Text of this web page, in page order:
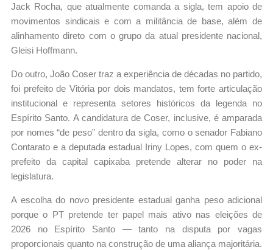
Jack Rocha, que atualmente comanda a sigla, tem apoio de
movimentos sindicais e com a militância de base, além de
alinhamento direto com o grupo da atual presidente nacional,
Gleisi Hoffmann.
Do outro, João Coser traz a experiência de décadas no partido,
foi prefeito de Vitória por dois mandatos, tem forte articulação
institucional e representa setores históricos da legenda no
Espírito Santo. A candidatura de Coser, inclusive, é amparada
por nomes “de peso” dentro da sigla, como o senador Fabiano
Contarato e a deputada estadual Iriny Lopes, com quem o ex-
prefeito da capital capixaba pretende alterar no poder na
legislatura.
A escolha do novo presidente estadual ganha peso adicional
porque o PT pretende ter papel mais ativo nas eleições de
2026 no Espírito Santo — tanto na disputa por vagas
proporcionais quanto na construção de uma aliança majoritária.